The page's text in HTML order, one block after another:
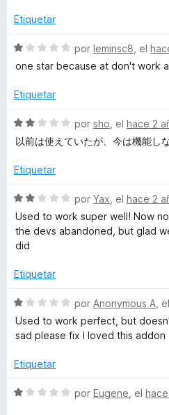
d
5
l
r
ó
o
1
d
e
5
Etiquetar
S
e
a
o
r
ó
c
n
d
e
5
por leminsc8 , el
one star because at don't work
Etiquetar
S
e
a
o
r
ó
n
d
5
por sho , el hace 2
以前は使えていたが、今は機能し
Etiquetar
S
e
v
a
o
ó
c
2
e
por Yax , el hace 2
Used to work super well! Now
the devs abandoned, but glad
did
Etiquetar
S
e
v
l
r
por Anonymous A , el
Used to work perfect, but
sad please fix I loved this addon
Etiquetar
S
por Eugene , el